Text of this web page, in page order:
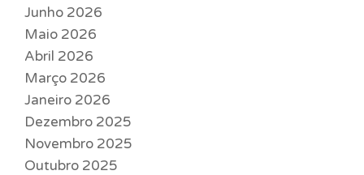
Junho 2026
Maio 2026
Abril 2026
Março 2026
Janeiro 2026
Dezembro 2025
Novembro 2025
Outubro 2025